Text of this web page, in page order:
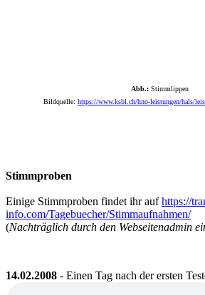
Abb.:Stimmlippen
Bildquelle: https://www.ksbl.ch/hno-leistungen/hals/
Stimmproben
Einige Stimmproben findet ihr aufhttps://
info.com/Tagebuecher/Stimmaufnahmen/
(Nachträglich durch den Webseitenadmin
14.02.2008 - Einen Tag nach der ersten